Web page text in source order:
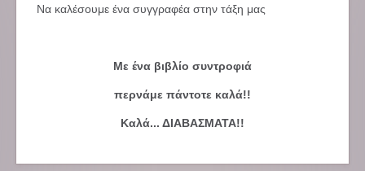
Να καλέσουμε ένα συγγραφέα στην τάξη μας
Με ένα βιβλίο συντροφιά
περνάμε πάντοτε καλά!!
Καλά... ΔΙΑΒΑΣΜΑΤΑ!!